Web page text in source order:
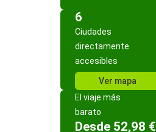
6
Ciudades
directamente
accesibles
Ver mapa
El viaje más
barato
Desde 52,98 €